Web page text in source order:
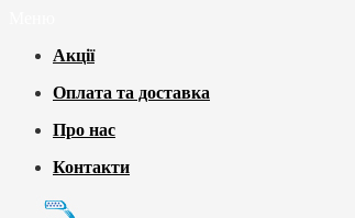
Акції
Оплата та доставка
Про нас
Контакти